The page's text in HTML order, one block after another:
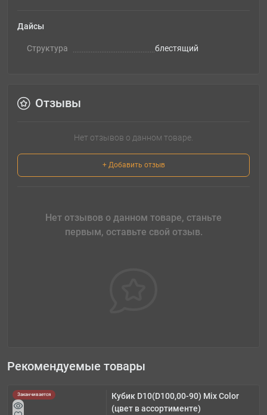
Дайсы
Структура блестящий
Отзывы
Нет отзывов о данном товаре.
+ Добавить отзыв
Нет отзывов о данном товаре, станьте
первым, оставьте свой отзыв.
Рекомендуемые товары
Заканчивается
Кубик D10(D100,00-90) Mix Color
(цвет в ассортименте)